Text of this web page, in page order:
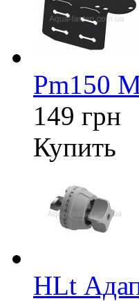
Pm150
149 грн
Купить
HLt